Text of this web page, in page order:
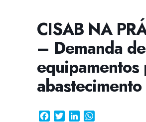
CISAB NA
– Demanda de
equipamentos
abastecimento
FacebookTwitterLinkedIn
CISSA
Assistente Virtual do CISAB